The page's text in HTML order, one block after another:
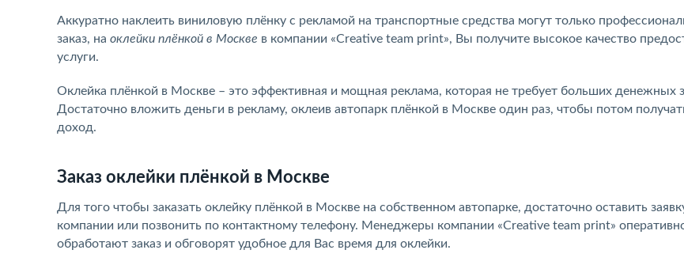
Аккуратно наклеить виниловую плёнку с рекламой на транспортные средства могут только
заказ, на оклейки плёнкой в Москве в компании «Creative team print», Вы получите высокое качество
услуги.
Оклейка плёнкой в Москве – это эффективная и мощная реклама, которая не требует больших денежных
Достаточно вложить деньги в рекламу, оклеив автопарк плёнкой в Москве один раз, чтобы потом
доход.
Заказ оклейки плёнкой в Москве
Для того чтобы заказать оклейку плёнкой в Москве на собственном автопарке, достаточно оставить
компании или позвонить по контактному телефону. Менеджеры компании «Creative team print»
обработают заказ и обговорят удобное для Вас время для оклейки.